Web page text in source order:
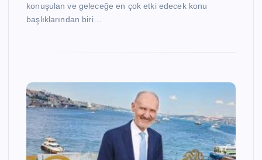
konuşulan ve geleceğe en çok etki edecek konu
başlıklarından biri…